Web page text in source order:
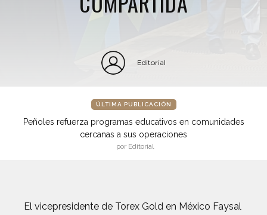
Editorial
ÚLTIMA PUBLICACIÓN
Peñoles refuerza programas educativos en comunidades
cercanas a sus operaciones
por Editorial
El vicepresidente de Torex Gold en México Faysal